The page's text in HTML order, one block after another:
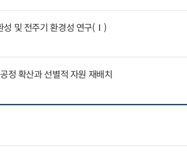
성 및 전주기 환경성 연구(Ⅰ)
정 확산과 선별적 자원 재배치